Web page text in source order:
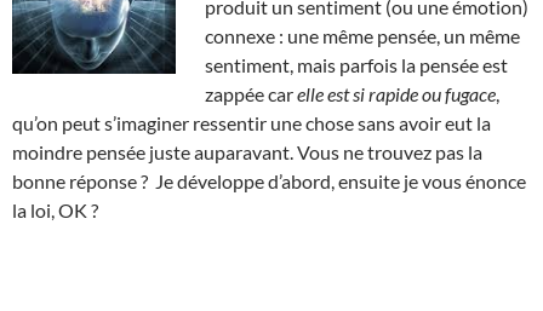
produit un sentiment (ou une émotion)
connexe : une même pensée, un même
sentiment, mais parfois la pensée est
zappée carelle est si rapide ou fugace
qu’on peut s’imaginer ressentir une chose sans avoir eut la
moindre pensée juste auparavant. Vous ne trouvez pas la
bonne réponse ? Je développe d’abord, ensuite je vous énonce
la loi, OK ?